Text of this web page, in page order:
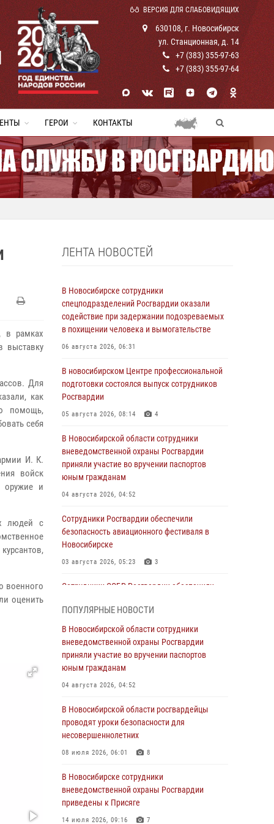
ВЕРСИЯ ДЛЯ СЛАБОВИДЯЩИХ
630108, г. Новосибирск
ул. Станционная, д. 14
+7 (383) 355-97-63
+7 (383) 355-97-64
ГЕРОИ КОНТАКТЫ
в рамках
выставку
Для
как
помощь,
себя
И. К.
войск
оружие и
людей с
военного
оценить
ЛЕНТА НОВОСТЕЙ
В Новосибирске сотрудники
спецподразделений Росгвардии оказали
содействие при задержании подозреваемых
в похищении человека и вымогательстве
06 августа 2026, 06:31
В новосибирском Центре профессиональной
подготовки состоялся выпуск сотрудников
Росгвардии
05 августа 2026, 08:14 4
В Новосибирской области сотрудники
вневедомственной охраны Росгвардии
приняли участие во вручении паспортов
юным гражданам
04 августа 2026, 04:52
Сотрудники Росгвардии обеспечили
безопасность авиационного фестиваля в
Новосибирске
03 августа 2026, 05:23 3
Сотрудники СОБР Росгвардии обеспечили
обысков в рамках расследования серии
мошенничеств
31 июля 2026, 07:52
В Новосибирском военном институте
30 июля 2026, 08:11 8
При силовой поддержке бойцов ОМОН и
СОБР Росгвардии пресечена деятельность
сфере страхования
29 июля 2026, 05:19
В Новосибирске сотрудниками
ПОПУЛЯРНЫЕ НОВОСТИ
В Новосибирской области сотрудники
вневедомственной охраны Росгвардии
приняли участие во вручении паспортов
юным гражданам
04 августа 2026, 04:52
В Новосибирской области росгвардейцы
проводят уроки безопасности для
несовершеннолетних
08 июля 2026, 06:01 8
В Новосибирске сотрудники
вневедомственной охраны Росгвардии
приведены к Присяге
14 июля 2026, 09:16 7